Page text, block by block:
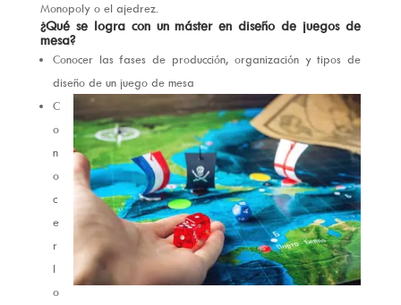
Monopoly o el ajedrez.
¿Qué se logra con un máster en diseño de juegos de
mesa?
Conocer las fases de producción, organización y tipos de
diseño de un juego de mesa
C
o
n
o
c
e
r
l
o